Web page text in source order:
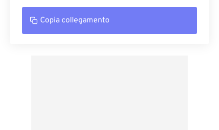
Copia collegamento